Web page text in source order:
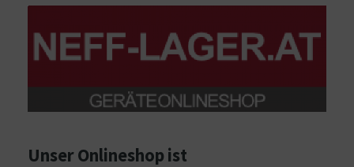
Unser Onlineshop ist